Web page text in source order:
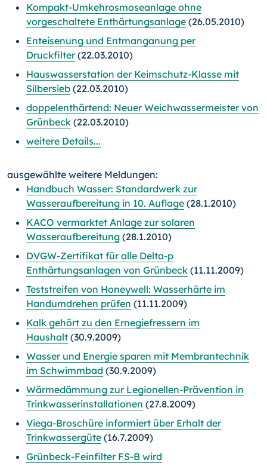
Kompakt-Umkehrosmoseanlage ohne
vorgeschaltete Enthärtungsanlage (26.05.2010)
Enteisenung und Entmanganung per
Druckfilter(22.03.2010)
Hauswasserstation der Keimschutz-Klasse mit
Silbersieb (22.03.2010)
doppelenthärtend: Neuer Weichwassermeister von
Grünbeck (22.03.2010)
weitere Details...
ausgewählte weitere Meldungen:
Handbuch Wasser: Standardwerk zur
Wasseraufbereitung in 10. Auflage (28.1.2010)
KACO vermarktet Anlage zur solaren
Wasseraufbereitung (28.1.2010)
DVGW-Zertifikat für alle Delta-p
Enthärtungsanlagen von Grünbeck (11.11.2009)
Teststreifen von Honeywell: Wasserhärte im
Handumdrehen prüfen (11.11.2009)
Kalk gehört zu den Ernegiefressern im
Haushalt (30.9.2009)
Wasser und Energie sparen mit Membrantechnik
im Schwimmbad (30.9.2009)
Wärmedämmung zur Legionellen-Prävention in
Trinkwasserinstallationen (27.8.2009)
Viega-Broschüre informiert über Erhalt der
Trinkwassergüte (16.7.2009)
Grünbeck-Feinfilter FS-B wird